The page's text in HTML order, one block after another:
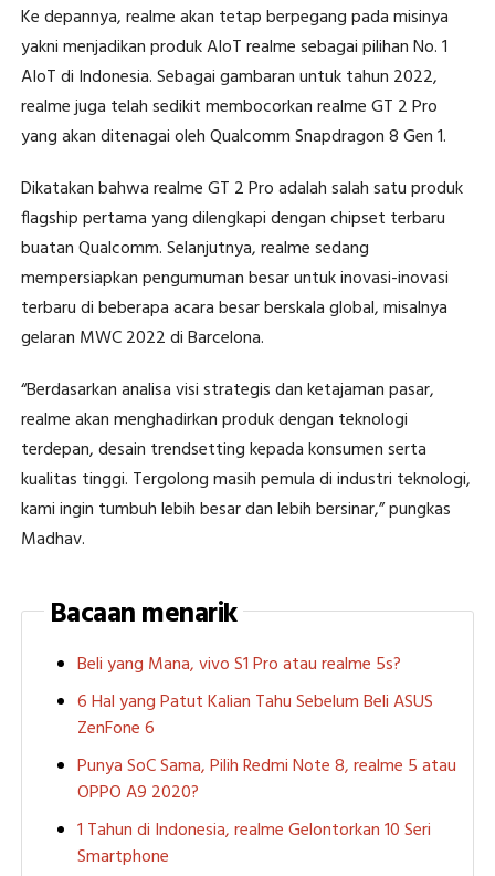
Ke depannya, realme akan tetap berpegang pada misinya
yakni menjadikan produk AIoT realme sebagai pilihan No. 1
AIoT di Indonesia. Sebagai gambaran untuk tahun 2022,
realme juga telah sedikit membocorkan realme GT 2 Pro
yang akan ditenagai oleh Qualcomm Snapdragon 8 Gen 1.
Dikatakan bahwa realme GT 2 Pro adalah salah satu produk
flagship pertama yang dilengkapi dengan chipset terbaru
buatan Qualcomm. Selanjutnya, realme sedang
mempersiapkan pengumuman besar untuk inovasi-inovasi
terbaru di beberapa acara besar berskala global, misalnya
gelaran MWC 2022 di Barcelona.
“Berdasarkan analisa visi strategis dan ketajaman pasar,
realme akan menghadirkan produk dengan teknologi
terdepan, desain trendsetting kepada konsumen serta
kualitas tinggi. Tergolong masih pemula di industri teknologi,
kami ingin tumbuh lebih besar dan lebih bersinar,” pungkas
Madhav.
Bacaan menarik
Beli yang Mana, vivo S1 Pro atau realme 5s?
6 Hal yang Patut Kalian Tahu Sebelum Beli ASUS
ZenFone 6
Punya SoC Sama, Pilih Redmi Note 8, realme 5 atau
OPPO A9 2020?
1 Tahun di Indonesia, realme Gelontorkan 10 Seri
Smartphone